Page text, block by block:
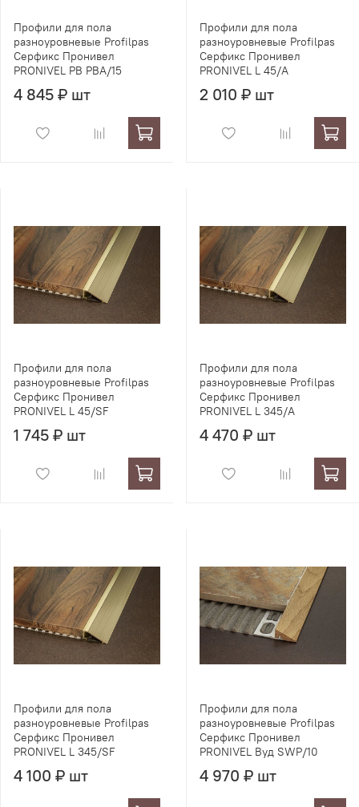
Профили для пола
разноуровневые Profilpas
Серфикс Пронивел
PRONIVEL PB PBA/15
4 845 ₽ шт
Профили для пола
разноуровневые Profilpas
Серфикс Пронивел
PRONIVEL L 45/A
2 010 ₽ шт
Профили для пола
разноуровневые Profilpas
Серфикс Пронивел
PRONIVEL L 45/SF
1 745 ₽ шт
Профили для пола
разноуровневые Profilpas
Серфикс Пронивел
PRONIVEL L 345/A
4 470 ₽ шт
Профили для пола
разноуровневые Profilpas
Серфикс Пронивел
PRONIVEL L 345/SF
4 100 ₽ шт
Профили для пола
разноуровневые Profilpas
Серфикс Пронивел
PRONIVEL Вуд SWP/10
4 970 ₽ шт